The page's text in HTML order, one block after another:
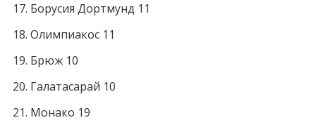
Борусия Дортмунд 11
Олимпиакос 11
Брюж 10
Галатасарай 10
Монако 19